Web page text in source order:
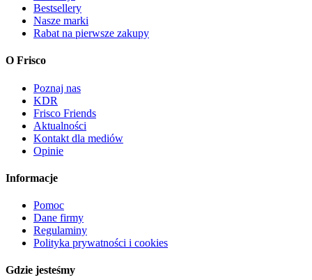
Bestsellery
Nasze marki
Rabat na pierwsze zakupy
O Frisco
Poznaj nas
KDR
Frisco Friends
Aktualności
Kontakt dla mediów
Opinie
Informacje
Pomoc
Dane firmy
Regulaminy
Polityka prywatności i cookies
Gdzie jesteśmy